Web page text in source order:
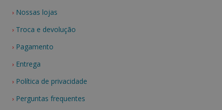
Nossas lojas
Troca e devolução
Pagamento
Entrega
Política de privacidade
Perguntas frequentes